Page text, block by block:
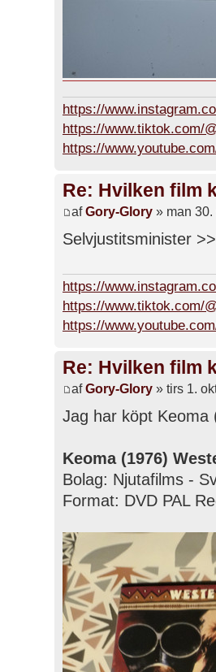
https://
https://www.tiktok.com/
https://
Re: Hvilken film
afGory-Glory » man
Selvjustitsminister
https://
https://www.tiktok.com/
https://
Re: Hvilken film
afGory-Glory » tirs 1.
Jag har köpt Keoma
Keoma (1976)
Bolag: Njutafilms -
Format: DVD PAL